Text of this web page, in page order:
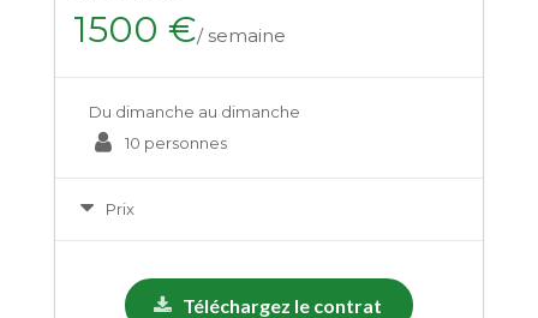
1500 / semaine
Du dimanche au dimanche
10 personnes
Prix
Téléchargez le contrat